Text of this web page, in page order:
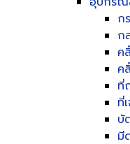
ก
ก
ค
ค
ที่
ที่
บั
มี